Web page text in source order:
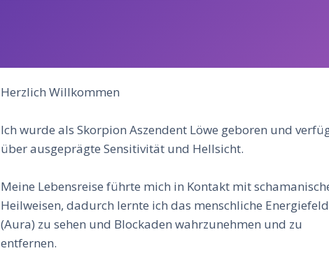
Herzlich Willkommen
Ich wurde als Skorpion Aszendent Löwe geboren und
über ausgeprägte Sensitivität und Hellsicht.
Meine Lebensreise führte mich in Kontakt mit
Heilweisen, dadurch lernte ich das menschliche Energiefeld
(Aura) zu sehen und Blockaden wahrzunehmen und zu
entfernen.